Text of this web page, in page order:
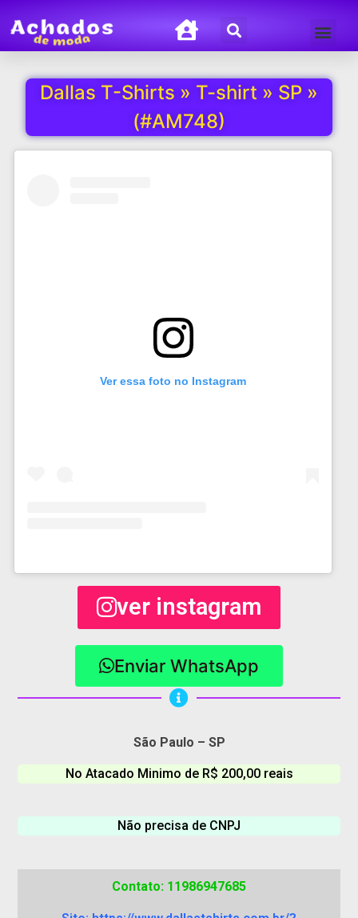
Dallas T-Shirts » T-shirt » SP »
(#AM748)
Ver essa foto no Instagram
ver instagram
Enviar WhatsApp
São Paulo – SP
No Atacado Minimo de R$ 200,00 reais
Não precisa de CNPJ
Contato: 11986947685